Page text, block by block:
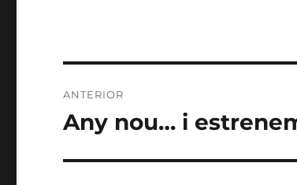
d'entrades
ANTERIOR
Entrada
Any nou… i